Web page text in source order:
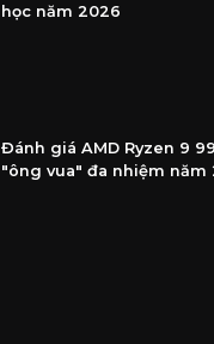
học năm 2026
Đánh giá AMD Ryzen 9
"ông vua" đa nhiệm năm